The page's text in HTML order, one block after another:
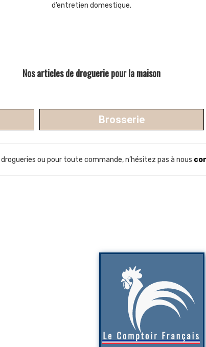
d’entretien domestique.
Nos articles de droguerie pour la maison
Brosserie
drogueries ou pour toute commande, n’hésitez pas à nous